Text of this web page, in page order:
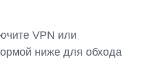
VPN или
ниже для обхода